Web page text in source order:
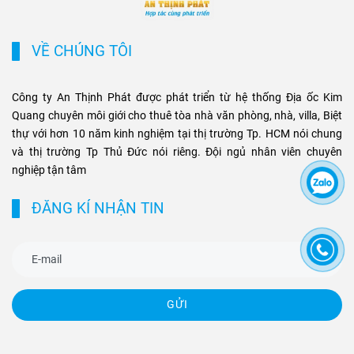
tăng giá và tiềm năng khai
các loại hình bất động sản
này.
phân khúc bất động sản
VỀ CHÚNG TÔI
Công ty An Thịnh Phát được phát triển từ hệ thống Địa ốc Kim
Quang chuyên môi giới cho thuê tòa nhà văn phòng, nhà, villa, Biệt
thự với hơn 10 năm kinh nghiệm tại thị trường Tp. HCM nói chung
và thị trường Tp Thủ Đức nói riêng. Đội ngủ nhân viên chuyên
nghiệp tận tâm
ĐĂNG KÍ NHẬN TIN
GỬI